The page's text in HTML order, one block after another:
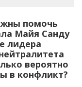
помочь
Майя Санду
лидера
вероятно
в конфликт?